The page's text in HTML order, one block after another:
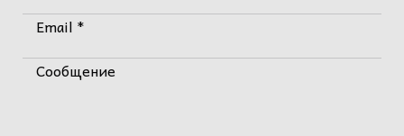
Email *
Сообщение